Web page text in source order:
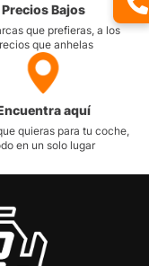
Precios Bajos
que prefieras, a los
que anhelas
aquí
quieras para tu coche,
en un solo lugar